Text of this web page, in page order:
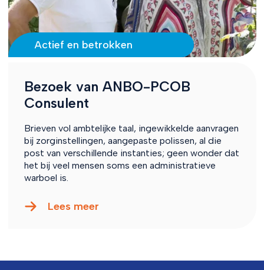
Actief en betrokken
Bezoek van ANBO-PCOB
Consulent
Brieven vol ambtelijke taal, ingewikkelde aanvragen
bij zorginstellingen, aangepaste polissen, al die
post van verschillende instanties; geen wonder dat
het bij veel mensen soms een administratieve
warboel is.
Lees meer